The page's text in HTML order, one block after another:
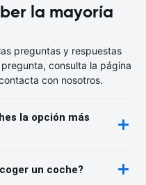
la mayoría
preguntas y respuestas
consulta la página
con nosotros.
la opción más
un coche?